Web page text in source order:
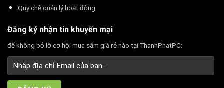
Quy chế quản lý hoạt động
Đăng ký nhận tin khuyến mại
để không bỏ lỡ cơ hội mua sắm giá rẻ nào tại ThanhPhatPC: